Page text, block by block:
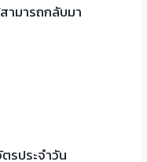
มารถกลับมา
รประจำวัน